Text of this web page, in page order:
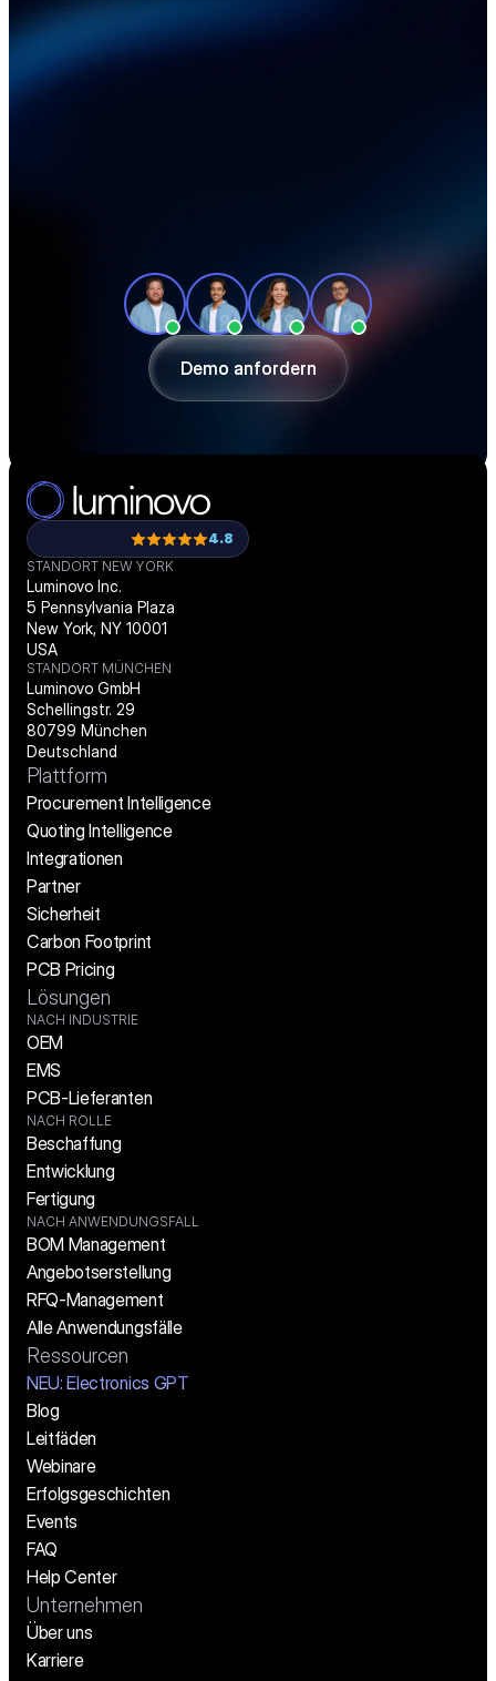
Beschleunigen Sie
einer individuellen Tour, wie Sie Ihre
Beschaffung effizienter gestalten und
passgenau digitalisieren.
Demo anfordern
Demo anfordern
4.8
STANDORT NEW YORK
Luminovo Inc.
5 Pennsylvania Plaza
New York, NY 10001
USA
STANDORT MÜNCHEN
Luminovo GmbH
Schellingstr. 29
80799 München
Deutschland
Plattform
Procurement Intelligence
Quoting Intelligence
Integrationen
Partner
Sicherheit
Carbon Footprint
PCB Pricing
Lösungen
NACH INDUSTRIE
OEM
EMS
PCB-Lieferanten
NACH ROLLE
Beschaffung
Entwicklung
Fertigung
NACH ANWENDUNGSFALL
BOM Management
Angebotserstellung
RFQ-Management
Alle Anwendungsfälle
Ressourcen
NEU: Electronics GPT
Blog
Leitfäden
Webinare
Erfolgsgeschichten
Events
FAQ
Help Center
Unternehmen
Über uns
Karriere